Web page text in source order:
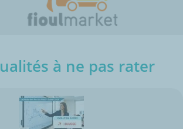
à ne pas rater